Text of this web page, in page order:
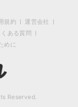
規約
運営会社
くある質問
めに
Reserved.